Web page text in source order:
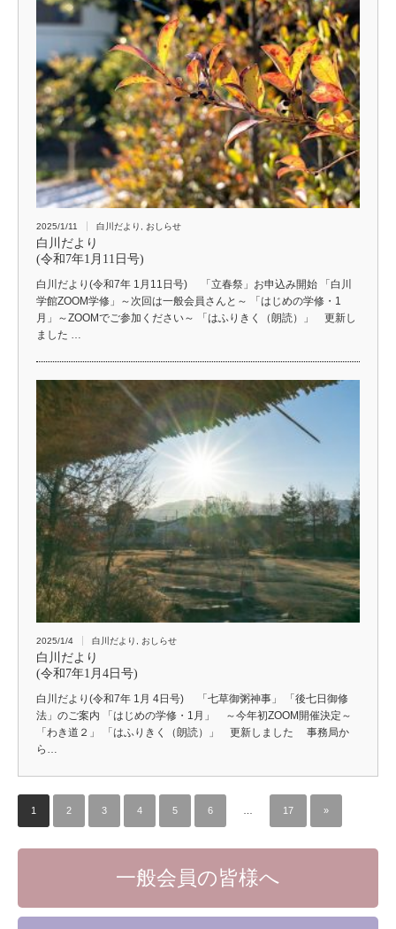
2025/1/11 白川だより おしらせ
白川だより
(令和7年1月11日号)
白川だより(令和7年 1月11日号) 「立春祭」お申込み開始 「白川
学館ZOOM学修」～次回は一般会員さんと～ 「はじめの学修・1
月」～ZOOMでご参加ください～ 「はふりきく（朗読）」 更新し
ました …
2025/1/4 白川だより おしらせ
白川だより
(令和7年1月4日号)
白川だより(令和7年 1月 4日号) 「七草御粥神事」 「後七日御修
法」のご案内 「はじめの学修・1月」 ～今年初ZOOM開催決定～
「わき道２」 「はふりきく（朗読）」 更新しました 事務局か
ら…
1 2 3 4 5 6 17 »
一般会員の皆様へ